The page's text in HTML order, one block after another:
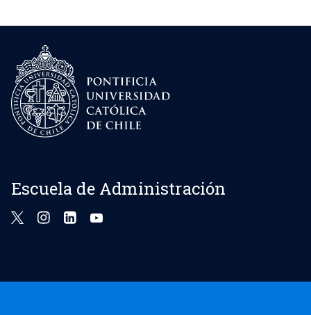
Escuela de Administración